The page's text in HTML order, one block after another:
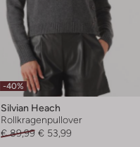
-40%
Silvian Heach
Rollkragenpullover
€ 89,99 € 53,99